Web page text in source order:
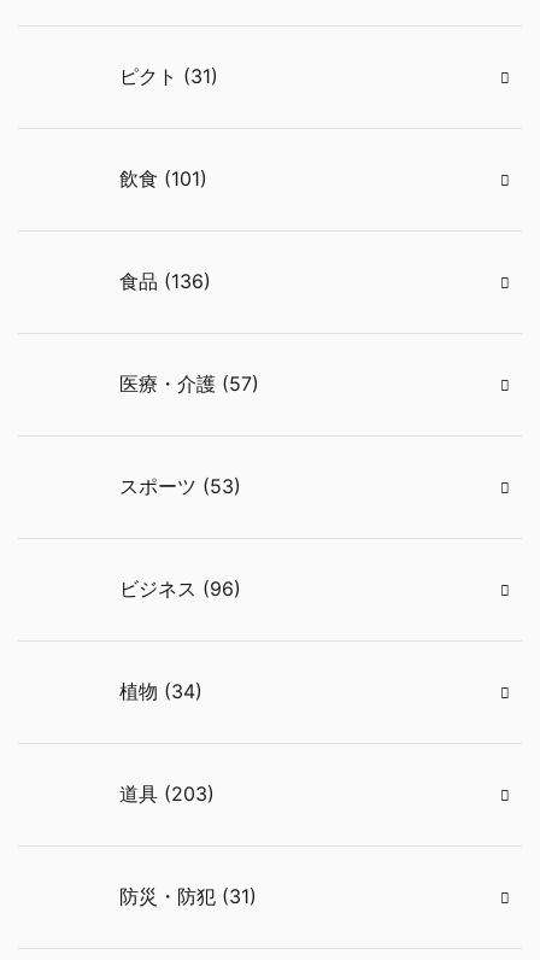
ピクト (31)
飲食 (101)
食品 (136)
医療・介護 (57)
スポーツ (53)
ビジネス (96)
植物 (34)
道具 (203)
防災・防犯 (31)